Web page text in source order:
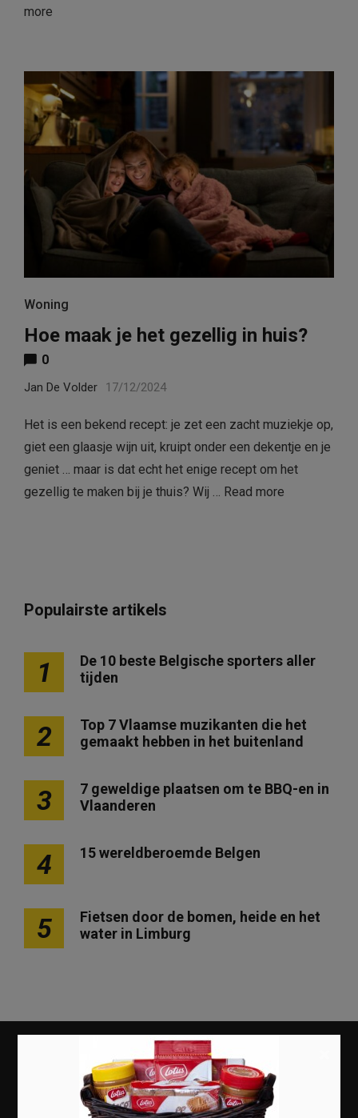
more
Woning
Hoe maak je het gezellig in huis?
0
Jan De Volder 17/12/2024
Het is een bekend recept: je zet een zacht muziekje op,
giet een glaasje wijn uit, kruipt onder een dekentje en je
geniet … maar is dat echt het enige recept om het
gezellig te maken bij je thuis? Wij … Read more
Populairste artikels
1
De 10 beste Belgische sporters aller
tijden
2
Top 7 Vlaamse muzikanten die het
gemaakt hebben in het buitenland
3
7 geweldige plaatsen om te BBQ-en in
Vlaanderen
4 15 wereldberoemde Belgen
5
Fietsen door de bomen, heide en het
water in Limburg